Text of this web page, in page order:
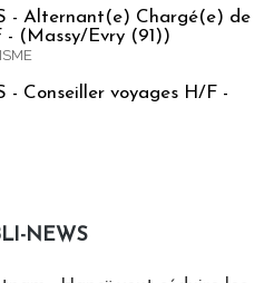
- Alternant(e) Chargé(e) de
- (Massy/Evry (91))
- Conseiller voyages H/F -
NEWS